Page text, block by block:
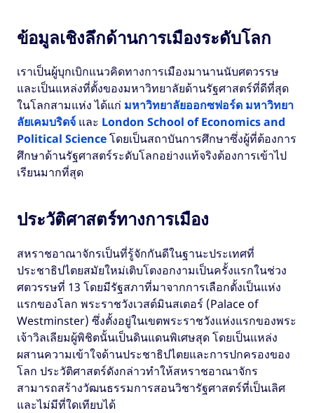
ข้อมูลเชิงลึกด้านการเมืองระดับโลก
เราเป็นผู้บุกเบิกแนวคิดทางการเมืองมานานนับศตวรรษ
และเป็นแหล่งที่ตั้งของมหาวิทยาลัยด้านรัฐศาสตร์ที่ดีที่สุด
ในโลกสามแห่ง ได้แก่ มหาวิทยาลัยออกซฟอร์ด มหาวิทยา
ลัยเคมบริดจ์ และ London School of Economics and
Political Scienceโดยเป็นสถาบันการศึกษาซึ่งผู้ที่ต้องการ
ศึกษาด้านรัฐศาสตร์ระดับโลกอย่างแท้จริงต้องการเข้าไป
เรียนมากที่สุด
ประวัติศาสตร์ทางการเมือง
สหราชอาณาจักรเป็นที่รู้จักกันดีในฐานะประเทศที่
ประชาธิปไตยสมัยใหม่เติบโตงอกงามเป็นครั้งแรกในช่วง
ศตวรรษที่ 13 โดยมีรัฐสภาที่มาจากการเลือกตั้งเป็นแห่ง
แรกของโลก พระราชวังเวสต์มินสเตอร์ (Palace of
Westminster) ซึ่งตั้งอยู่ในเขตพระราชวังแห่งแรกของพระ
เจ้าวิลเลียมผู้พิชิตนั้นเป็นดินแดนพิเศษสุด โดยเป็นแหล่ง
ผสานความเข้าใจด้านประชาธิปไตยและการปกครองของ
โลก ประวัติศาสตร์ดังกล่าวทำให้สหราชอาณาจักร
สามารถสร้างวัฒนธรรมการสอนวิชารัฐศาสตร์ที่เป็นเลิศ
และไม่มีที่ใดเทียบได้